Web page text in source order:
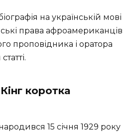
на українській мові
права афроамериканців
проповідника і оратора
коротка
15 січня 1929 року